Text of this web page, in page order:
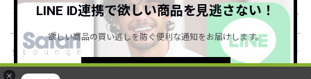
×
ショッピングガイド
会社概要・規約
LINE ID連携で欲しい商品を見逃さない！
欲しい商品の買い逃しを防ぐ便利な通知をお届けします。
詳しくはこちら ＞